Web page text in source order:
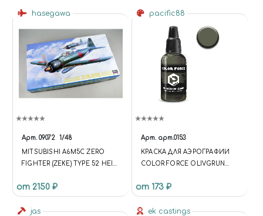
hasegawa
Арт. 09072 1/48
MITSUBISHI A6M5C ZERO
FIGHTER (ZEKE) TYPE 52 HEI
от 2150 ₽
pacific88
Арт. арт.0153
КРАСКА ДЛЯ АЭРОГРАФИИ
COLOR FORCE OLIVGRUN
CAMO)
от 173 ₽
jas ek castings